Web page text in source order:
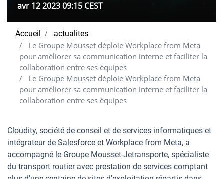
avr 12 2023 09:15 CEST
Accueil actualites
Le Groupe Mousset déploie Workplace from Meta
pour améliorer sa communication interne et faciliter la
collaboration entre ses équipes
Le Groupe Mousset déploie Workplace from Meta
pour améliorer sa communication interne et faciliter la
collaboration entre ses équipes
Cloudity, société de conseil et de services informatiques et
intégrateur de Salesforce et Workplace from Meta, a
accompagné le Groupe Mousset-Jetransporte, spécialiste
du transport routier avec prestation de services comptant